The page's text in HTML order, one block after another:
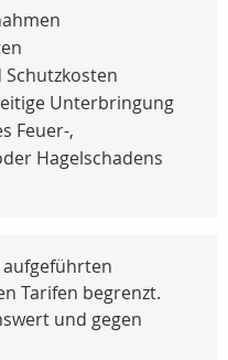
Unterbringung
Feuer-,
Hagelschadens
aufgeführten
Tarifen begrenzt.
und gegen